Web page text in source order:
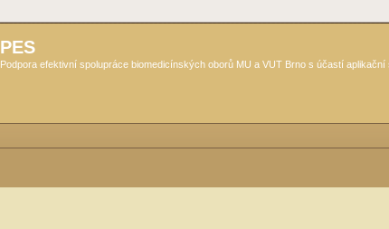
PES
Podpora efektivní spolupráce biomedicínských oborů MU a VUT Brno s účastí aplikační